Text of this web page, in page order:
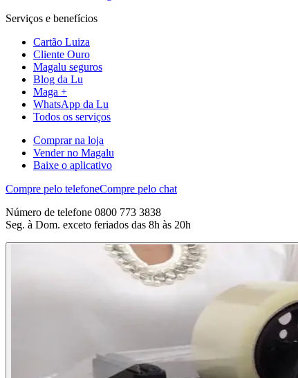
Serviços e benefícios
Cartão Luiza
Cliente Ouro
Magalu seguros
Blog da Lu
Maga +
WhatsApp da Lu
Todos os serviços
Comprar na loja
Vender no Magalu
Baixe o aplicativo
Compre pelo telefoneCompre pelo chat
Número de telefone 0800 773 3838
Seg. à Dom. exceto feriados das 8h às 20h